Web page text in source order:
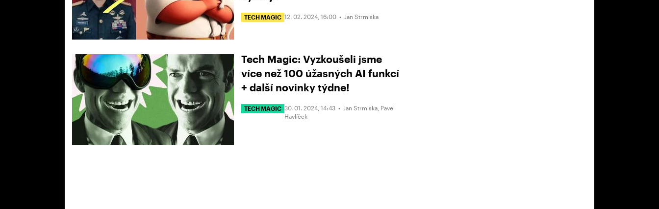
TECH MAGIC 12. 02. 2024, 16:00 • Jan Strmiska
Tech Magic: Vyzkoušeli jsme
více než 100 úžasných AI funkcí
+ další novinky týdne!
TECH MAGIC 30. 01. 2024, 14:43 • Jan Strmiska, Pavel
Havlíček